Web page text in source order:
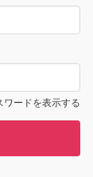
ワードを表示する